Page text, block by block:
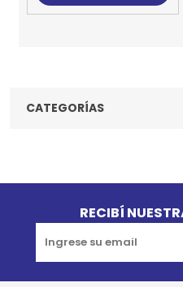
CATEGORÍAS
RECIBÍ